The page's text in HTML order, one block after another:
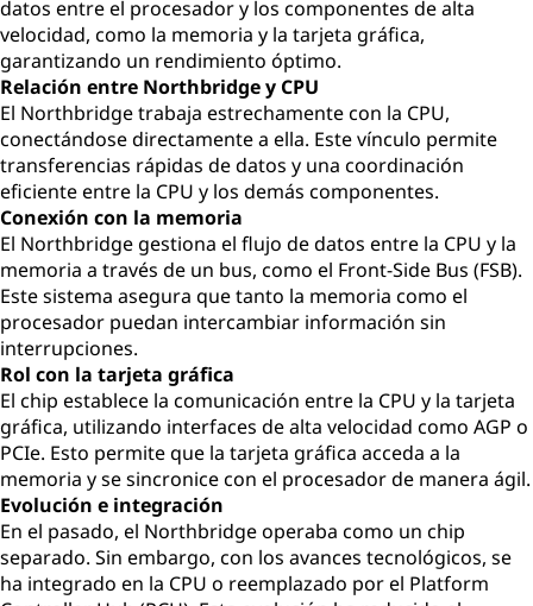
datos entre el procesador y los componentes de alta
velocidad, como la memoria y la tarjeta gráfica,
garantizando un rendimiento óptimo.
Relación entre Northbridge y CPU
El Northbridge trabaja estrechamente con la CPU,
conectándose directamente a ella. Este vínculo permite
transferencias rápidas de datos y una coordinación
eficiente entre la CPU y los demás componentes.
Conexión con la memoria
El Northbridge gestiona el flujo de datos entre la CPU y la
memoria a través de un bus, como el Front-Side Bus (FSB).
Este sistema asegura que tanto la memoria como el
procesador puedan intercambiar información sin
interrupciones.
Rol con la tarjeta gráfica
El chip establece la comunicación entre la CPU y la tarjeta
gráfica, utilizando interfaces de alta velocidad como AGP o
PCIe. Esto permite que la tarjeta gráfica acceda a la
memoria y se sincronice con el procesador de manera ágil.
Evolución e integración
En el pasado, el Northbridge operaba como un chip
separado. Sin embargo, con los avances tecnológicos, se
ha integrado en la CPU o reemplazado por el Platform